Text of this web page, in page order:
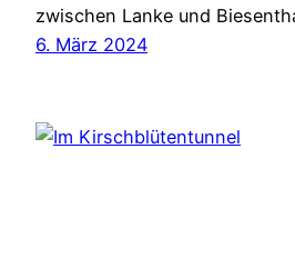
zwischen Lanke und
6. März 2024